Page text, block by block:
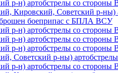
р-н) артобстрелы со стороны
Кировский, Советский р-
боеприпас с БПЛА ВСУ
р-н) артобстрелы со стороны
р-н) артобстрелы со стороны
р-н) артобстрелы со стороны
Советский р-ны)
р-н) артобстрелы со стороны